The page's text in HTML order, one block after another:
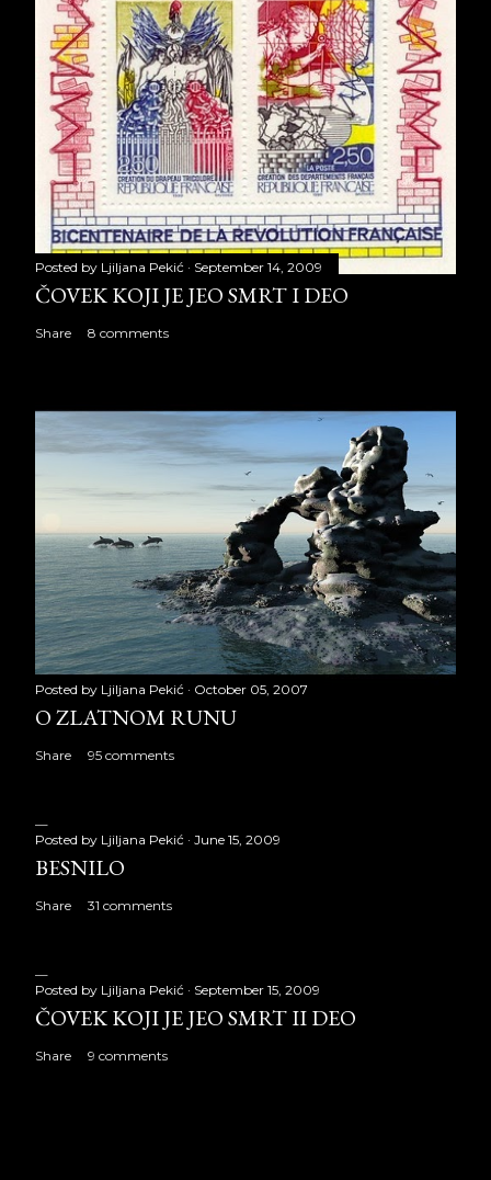
Posted by Ljiljana Pekić September 14, 2009
ČOVEK KOJI JE JEO SMRT I DEO
Share 8 comments
Posted by Ljiljana Pekić October 05, 2007
O ZLATNOM RUNU
Share 95 comments
Posted by Ljiljana Pekić June 15, 2009
BESNILO
Share 31 comments
Posted by Ljiljana Pekić September 15, 2009
ČOVEK KOJI JE JEO SMRT II DEO
Share 9 comments